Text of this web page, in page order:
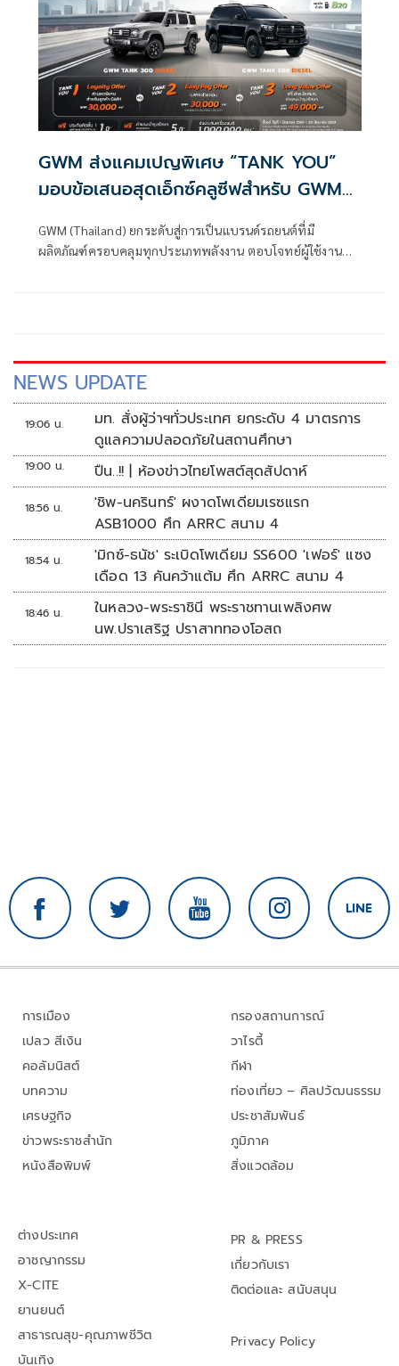
GWM ส่งแคมเปญพิเศษ “TANK YOU”
มอบข้อเสนอสุดเอ็กซ์คลูซีฟสำหรับ GWM
GWM (Thailand) ยกระดับสู่การเป็นแบรนด์รถยนต์ที่มี
ผลิตภัณฑ์ครอบคลุมทุกประเภทพลังงาน ตอบโจทย์ผู้ใช้งานทุก
NEWS UPDATE
19:06 น.
มท. สั่งผู้ว่าฯทั่วประเทศ ยกระดับ 4 มาตรการ
ดูแลความปลอดภัยในสถานศึกษา
19:00 น. ปืน..!! | ห้องข่าวไทยโพสต์สุดสัปดาห์
18:56 น.
'ชิพ-นครินทร์' ผงาดโพเดียมเรซแรก
ASB1000 ศึก ARRC สนาม 4
18:54 น.
'มิกซ์-ธนัช' ระเบิดโพเดียม SS600 'เฟอร์' แซง
เดือด 13 คันคว้าแต้ม ศึก ARRC สนาม 4
18:46 น.
ในหลวง-พระราชินี พระราชทานเพลิงศพ
นพ.ปราเสริฐ ปราสาททองโอสถ
การเมือง
เปลว สีเงิน
คอลัมนิสต์
บทความ
เศรษฐกิจ
ข่าวพระราชสำนัก
หนังสือพิมพ์
กรองสถานการณ์
วาไรตี้
กีฬา
ท่องเที่ยว – ศิลปวัฒนธรรม
ประชาสัมพันธ์
ภูมิภาค
สิ่งแวดล้อม
ต่างประเทศ
อาชญากรรม
X-CITE
ยานยนต์
สาธารณสุข-คุณภาพชีวิต
บันเทิง
PR & PRESS
เกี่ยวกับเรา
ติดต่อและ สนับสนุน
Privacy Policy